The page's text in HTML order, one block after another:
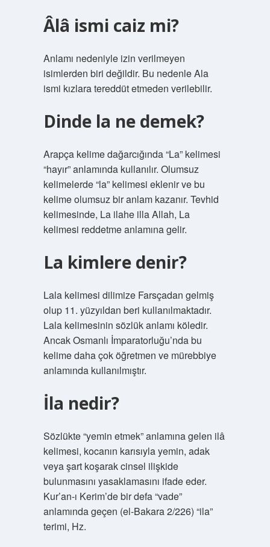
Âlâ ismi caiz mi?
Anlamı nedeniyle izin verilmeyen
isimlerden biri değildir. Bu nedenle Ala
ismi kızlara tereddüt etmeden verilebilir.
Dinde la ne demek?
Arapça kelime dağarcığında “La” kelimesi
“hayır” anlamında kullanılır. Olumsuz
kelimelerde “la” kelimesi eklenir ve bu
kelime olumsuz bir anlam kazanır. Tevhid
kelimesinde, La ilahe illa Allah, La
kelimesi reddetme anlamına gelir.
La kimlere denir?
Lala kelimesi dilimize Farsçadan gelmiş
olup 11. yüzyıldan beri kullanılmaktadır.
Lala kelimesinin sözlük anlamı köledir.
Ancak Osmanlı İmparatorluğu’nda bu
kelime daha çok öğretmen ve mürebbiye
anlamında kullanılmıştır.
İla nedir?
Sözlükte “yemin etmek” anlamına gelen ilâ
kelimesi, kocanın karısıyla yemin, adak
veya şart koşarak cinsel ilişkide
bulunmasını yasaklamasını ifade eder.
Kur’an-ı Kerim’de bir defa “vade”
anlamında geçen (el-Bakara 2/226) “ila”
terimi, Hz.